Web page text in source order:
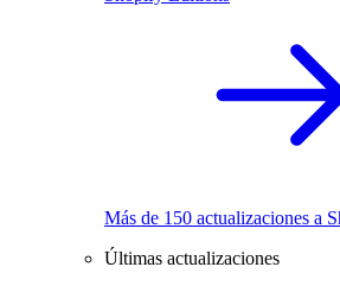
Más de 150 actualizaciones a
Últimas actualizaciones